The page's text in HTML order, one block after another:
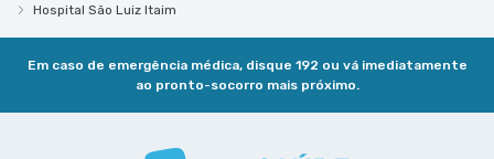
Hospital São Luiz Itaim
Em caso de emergência médica, disque 192 ou vá imediatamente
ao pronto-socorro mais próximo.